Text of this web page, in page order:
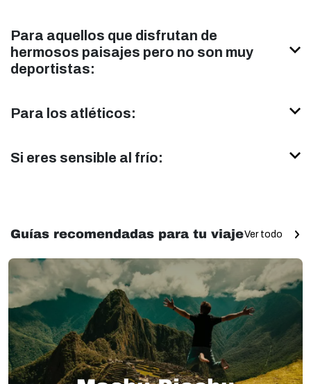
Para aquellos que disfrutan de
hermosos paisajes pero no son muy
deportistas:
Para los atléticos:
Si eres sensible al frío:
Guías recomendadas para tu viajeVer todo